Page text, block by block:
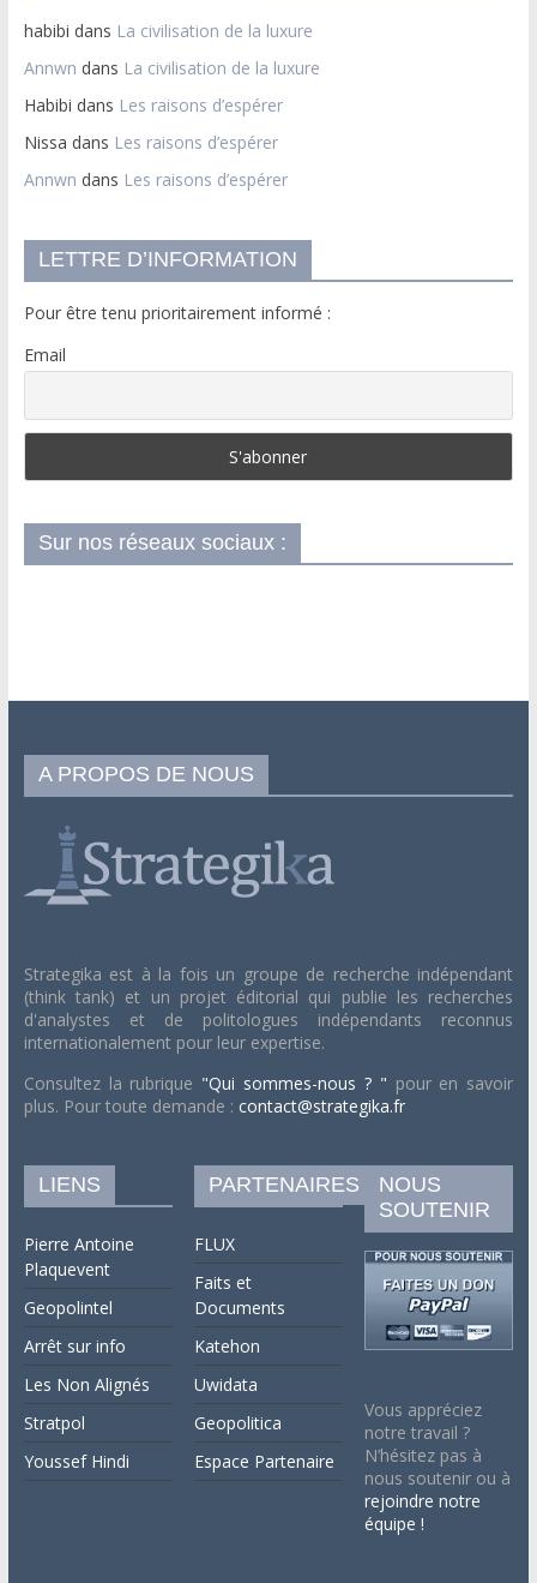
habibi dans La civilisation de la luxure
Annwn dans La civilisation de la luxure
Habibi dans Les raisons d’espérer
Nissa dans Les raisons d’espérer
Annwn dans Les raisons d’espérer
LETTRE D’INFORMATION
Pour être tenu prioritairement informé :
Email
Sur nos réseaux sociaux :
A PROPOS DE NOUS
Strategika est à la fois un groupe de recherche indépendant
(think tank) et un projet éditorial qui publie les recherches
d'analystes et de politologues indépendants reconnus
internationalement pour leur expertise.
Consultez la rubrique "Qui sommes-nous ? " pour en savoir
plus. Pour toute demande : contact@strategika.fr
LIENS
Pierre Antoine
Plaquevent
Geopolintel
Arrêt sur info
Les Non Alignés
Stratpol
Youssef Hindi
PARTENAIRES
FLUX
Faits et
Documents
Katehon
Uwidata
Geopolitica
Espace Partenaire
NOUS
SOUTENIR
Vous appréciez
notre travail ?
N’hésitez pas à
nous soutenir ou à
rejoindre notre
équipe !